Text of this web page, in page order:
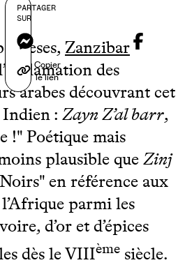
PARTAGER
SUR
Messenger
Copier
le lien
Zanzibar
des
arabes découvrant cet
Indien : Zayn Z’al barr,
!" Poétique mais
plausible que Zinj
en référence aux
l’Afrique parmi les
d’or et d’épices
dès le VIIIème siècle.